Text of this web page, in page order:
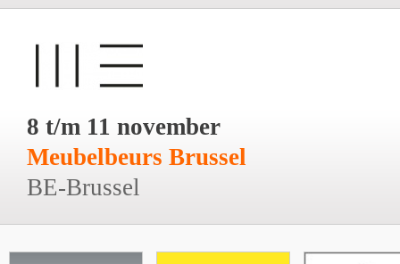
8 t/m 11 november
Meubelbeurs Brussel
BE-Brussel